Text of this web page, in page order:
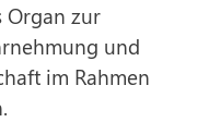
Organ zur
und
im Rahmen